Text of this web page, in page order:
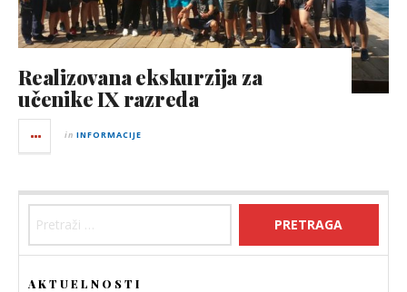
Realizovana ekskurzija za
učenike IX razreda
in INFORMACIJE
AKTUELNOSTI